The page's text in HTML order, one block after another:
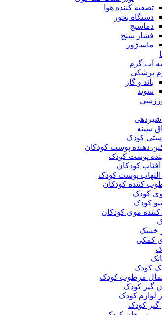
تصفیه کننده هوا
دستگاه بخور
دماسنج
فشار سنج
ماساژور
آب گرم
پزشکی
باند و گاز
سوند
شیردهی
سینه
کودک
دهنده پوست کودکان
پوست کودک
کودکان
پوست کودک
کننده کودکان
کودک
کودک
کننده موی کودکان
خشک
کمکی
کودک
مرطوب کودک
گیر کودک
لوازم کودک
گیر کودک